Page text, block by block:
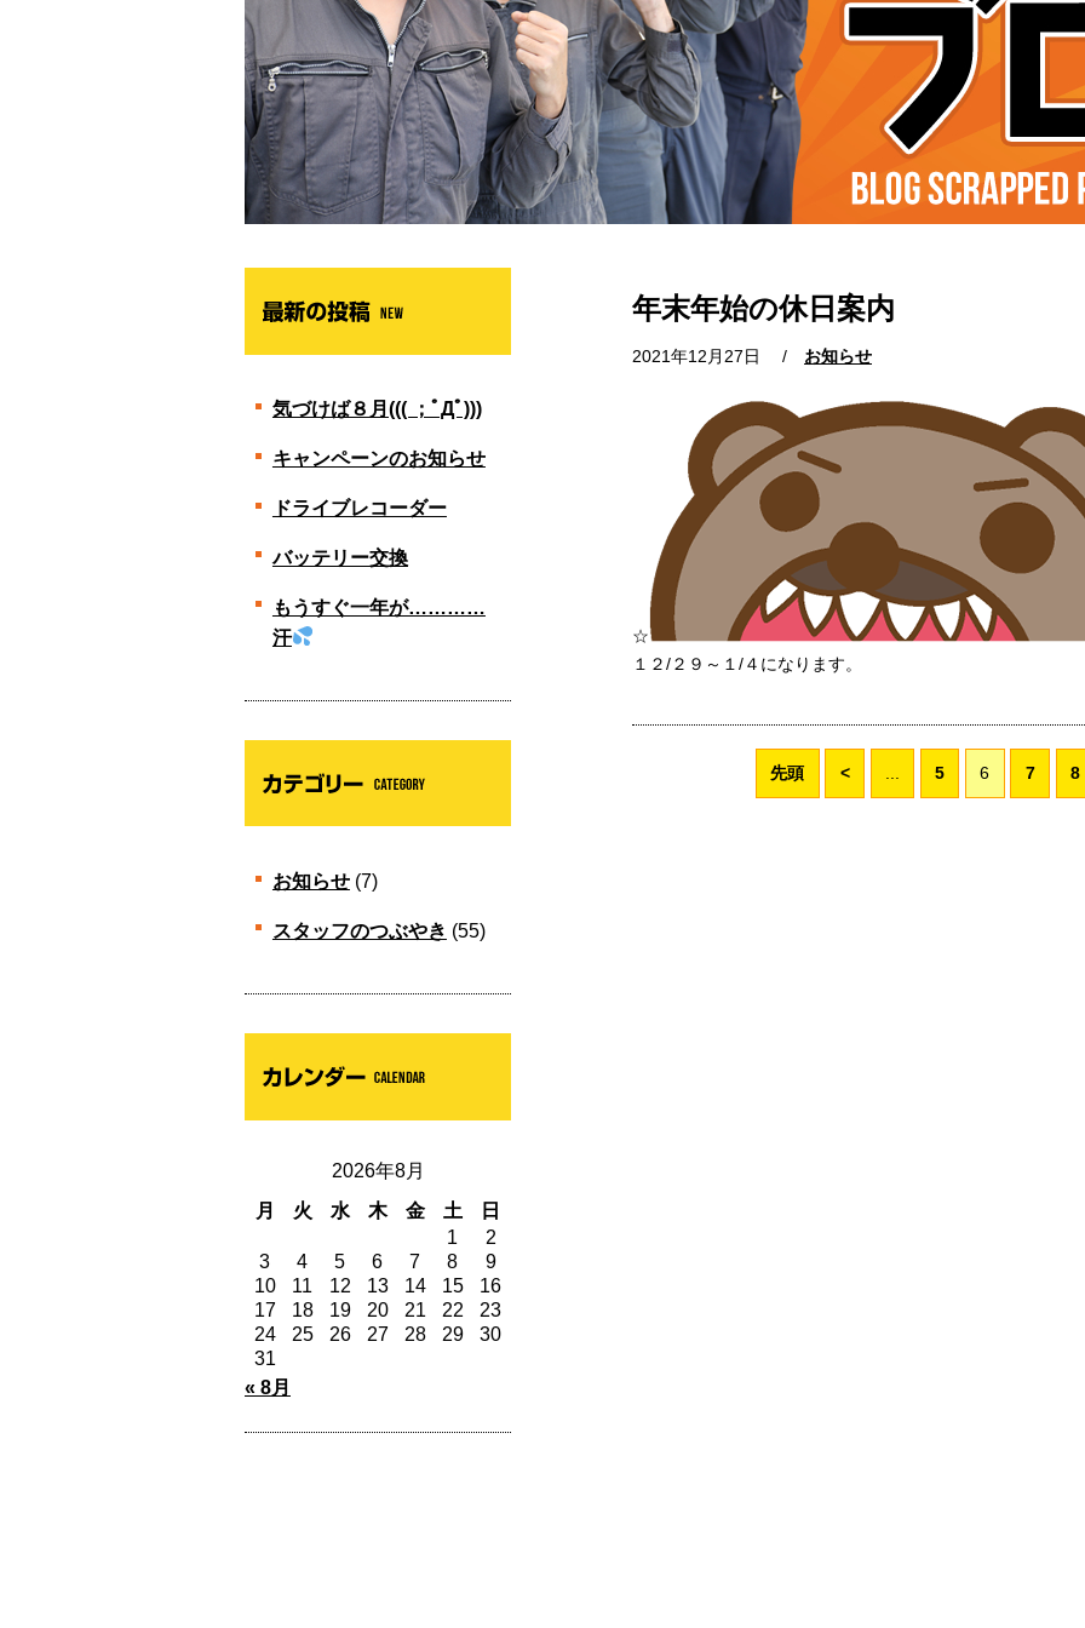
年末年始の休日案内
2021年12月27日 / お知らせ
☆
１２/２９～１/４になります。
先頭 < ... 5 6 7 8
気づけば８月((( ；ﾟДﾟ)))
キャンペーンのお知らせ
ドライブレコーダー
バッテリー交換
もうすぐ一年が…………
汗
お知らせ(7)
スタッフのつぶやき (55)
2026年8月
月
火 水 木 金 土
日
1
2
3
4 5 6 7 8
9
10
11 12 13 14 15
16
17
18 19 20 21 22
23
24
25 26 27 28 29
30
31
« 8月